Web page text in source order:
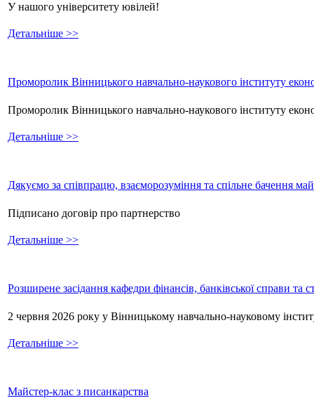
У нашого університету ювілей!
Детальніше >>
Проморолик Вінницького навчально-наукового інституту
Проморолик Вінницького навчально-наукового інституту
Детальніше >>
Дякуємо за співпрацю, взаєморозуміння та спільне бачення
Підписано договір про партнерство
Детальніше >>
Розширене засідання кафедри фінансів, банківської справи та
2 червня 2026 року у Вінницькому навчально-науковому
Детальніше >>
Майстер-клас з писанкарства